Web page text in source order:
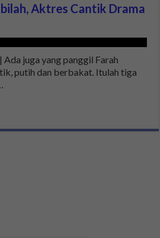
Aktres Cantik Drama
juga yang panggil Farah
putih dan berbakat. Itulah tiga